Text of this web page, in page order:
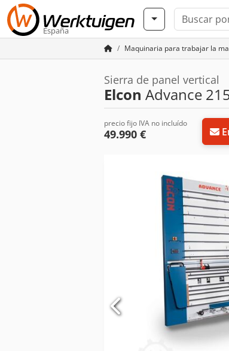
España
Maquinaria para trabajar la
Sierra de panel vertical
Elcon Advance
precio fijo IVA no incluído
49.990 €